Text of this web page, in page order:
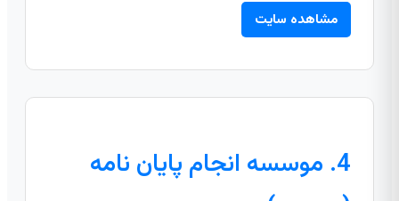
مشاهده سایت
4. موسسه انجام پایان نامه